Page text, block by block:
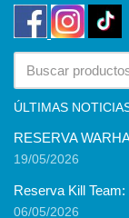
ÚLTIMAS
RESERVA
19/05/2026
Reserva Kill
06/05/2026